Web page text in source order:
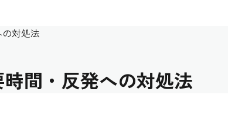
対処法
間・反発への対処法